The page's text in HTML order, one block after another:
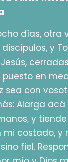
días, otra
y
puesto en
sea con
Alarga
y
costado, y
fiel.